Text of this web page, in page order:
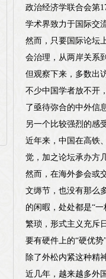
政治经济学联合会第
学术界致力于国际交
然而，只要国际论坛
会治理，从两岸关系
但观察下来，多数出
不少中国学者放不开
了亟待弥合的中外信
另一个比较强烈的感
近年来，中国在高铁
觉，加之论坛承办方
然而，在海外参会或
文缛节，也没有那么
的闲暇，处处都是“
繁琐，形式主义充斥
要有硬件上的“硬优势
除了外松内紧这种精
近几年，越来越多外